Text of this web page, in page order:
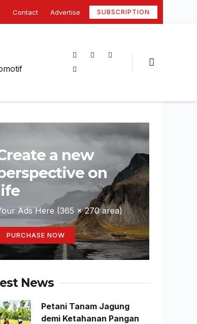
Contact Advertise SUBSCRIPTION
a new
on
Ads Here (365 x 270 area)
PURCHASE NOW
News
Petani Tanam Jagung
demi Ketahanan Pangan